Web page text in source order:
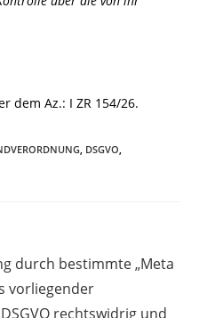
dem Az.: I ZR 154/26.
DSGVO
durch bestimmte „Meta
vorliegender
rechtswidrig und